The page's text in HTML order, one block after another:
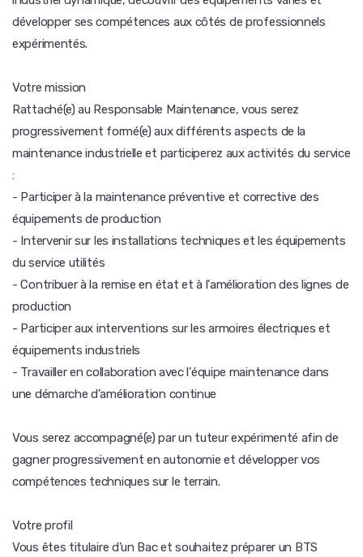
développer ses compétences aux côtés de professionnels
expérimentés.
Votre mission
Rattaché(e) au Responsable Maintenance, vous serez
progressivement formé(e) aux différents aspects de la
maintenance industrielle et participerez aux activités du service
:
- Participer à la maintenance préventive et corrective des
équipements de production
- Intervenir sur les installations techniques et les équipements
du service utilités
- Contribuer à la remise en état et à l'amélioration des lignes de
production
- Participer aux interventions sur les armoires électriques et
équipements industriels
- Travailler en collaboration avec l'équipe maintenance dans
une démarche d'amélioration continue
Vous serez accompagné(e) par un tuteur expérimenté afin de
gagner progressivement en autonomie et développer vos
compétences techniques sur le terrain.
Votre profil
Vous êtes titulaire d'un Bac et souhaitez préparer un BTS